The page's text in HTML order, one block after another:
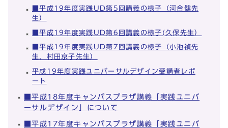
■平成19年度実践UD第5回講義の様子（河合健先
生）
■平成19年度実践UD第6回講義の様子(久保先生）
■平成19年度実践UD第7回講義の様子（小池禎先
生，村田京子先生）
平成19年度実践ユニバーサルデザイン受講者レポ
ート
■平成18年度キャンパスプラザ講義「実践ユニバ
ーサルデザイン」について
■平成17年度キャンパスプラザ講義「実践ユニバ